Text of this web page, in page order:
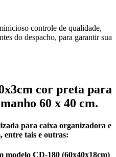
controle de qualidade,
do despacho, para garantir sua
cor preta para
60 x 40 cm.
para caixa organizadora e
entre tais e outras:
modelo CD-180 (60x40x18cm)